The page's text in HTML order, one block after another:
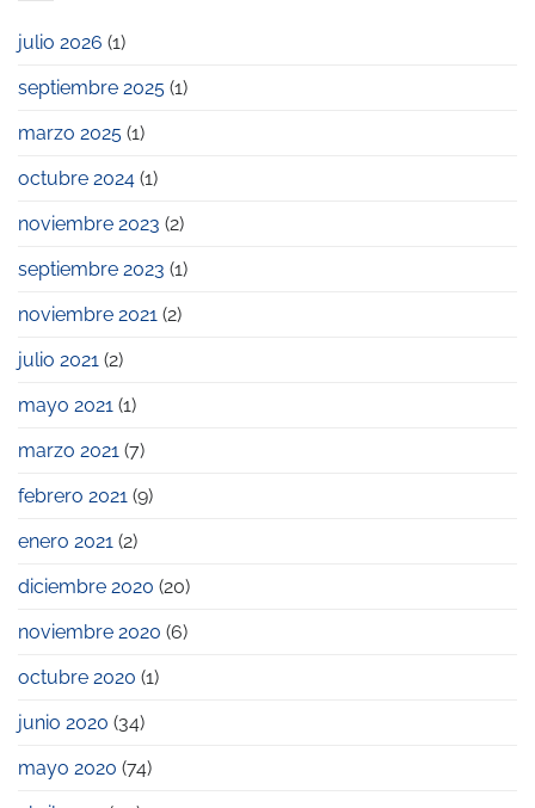
julio 2026 (1)
septiembre 2025 (1)
marzo 2025 (1)
octubre 2024 (1)
noviembre 2023 (2)
septiembre 2023 (1)
noviembre 2021 (2)
julio 2021 (2)
mayo 2021 (1)
marzo 2021 (7)
febrero 2021 (9)
enero 2021 (2)
diciembre 2020 (20)
noviembre 2020 (6)
octubre 2020 (1)
junio 2020 (34)
mayo 2020 (74)